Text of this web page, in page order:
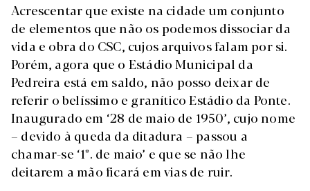
Acrescentar que existe na cidade um conjunto
de elementos que não os podemos dissociar da
vida e obra do CSC, cujos arquivos falam por si.
Porém, agora que o Estádio Municipal da
Pedreira está em saldo, não posso deixar de
referir o belíssimo e granítico Estádio da Ponte.
Inaugurado em ‘28 de maio de 1950’, cujo nome
– devido à queda da ditadura – passou a
chamar-se ‘1º. de maio’ e que se não lhe
deitarem a mão ficará em vias de ruir.